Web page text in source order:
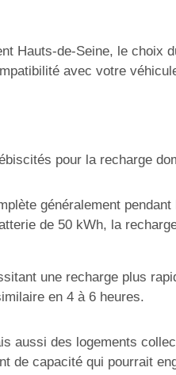
Hauts-de-Seine, le choix
avec votre
pour la recharge
généralement
de 50 kWh, la
une recharge plus
en 4 à 6 heures.
aussi des logements
capacité qui pourrait